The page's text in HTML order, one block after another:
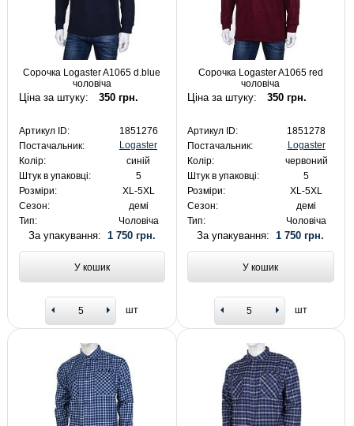
Сорочка Logaster A1065 d.blue
чоловіча
Ціна за штуку: 350 грн.
Артикул ID:
1851276
Постачальник:
Logaster
Колір:
синій
Штук в упаковці:
5
Розміри:
XL-5XL
Сезон:
демі
Тип:
Чоловіча
За упакування: 1 750 грн.
У кошик
шт
Сорочка Logaster A1065 red
чоловіча
Ціна за штуку: 350 грн.
Артикул ID:
1851278
Постачальник:
Logaster
Колір:
червоний
Штук в упаковці:
5
Розміри:
XL-5XL
Сезон:
демі
Тип:
Чоловіча
За упакування:1 750 грн.
У кошик
шт